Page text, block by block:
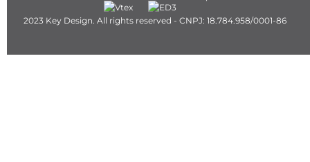
2023 Key Design. All rights reserved - CNPJ: 18.784.958/0001-86